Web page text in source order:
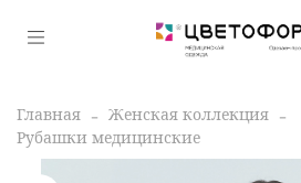
Главная
Женская коллекция
Рубашки медицинские